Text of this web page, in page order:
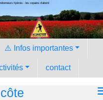
hyèrois - les copains d'abord
⚠️ Infos importantes
contact